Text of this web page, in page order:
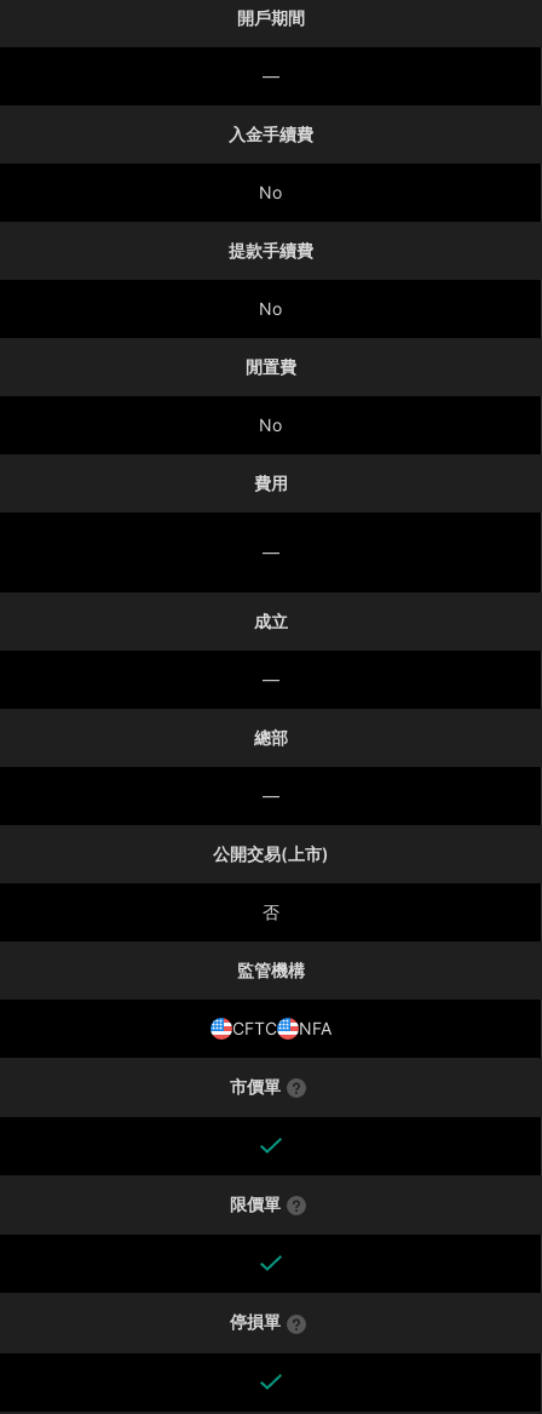
開戶期間
—
入金手續費
No
提款手續費
No
閒置費
No
費用
—
成立
—
總部
—
公開交易(上市)
否
監管機構
CFTC NFA
市價單
限價單
停損單